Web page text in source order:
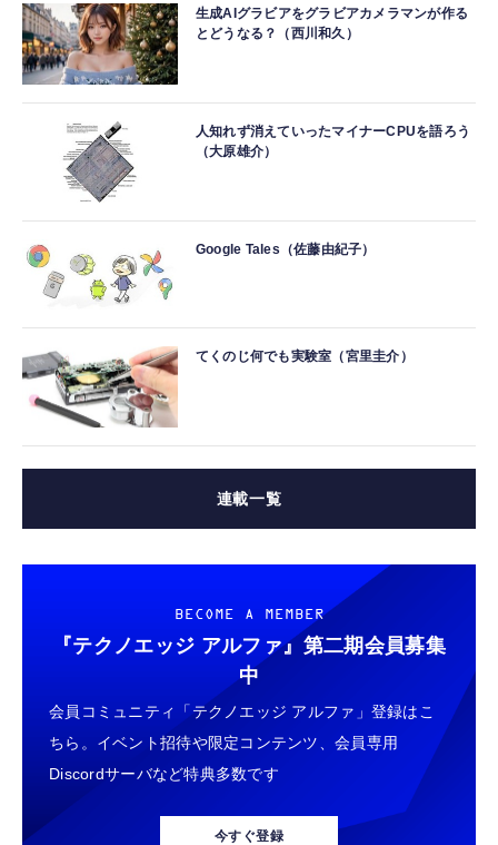
生成AIグラビアをグラビアカメラマンが作る
とどうなる？（西川和久）
人知れず消えていったマイナーCPUを語ろう
（大原雄介）
Google Tales（佐藤由紀子）
てくのじ何でも実験室（宮里圭介）
連載一覧
BECOME A MEMBER
『テクノエッジ アルファ』 第二期会員募集
中
会員コミュニティ「テクノエッジ アルファ」登録はこ
ちら。イベント招待や限定コンテンツ、会員専用
Discordサーバなど特典多数です
今すぐ登録